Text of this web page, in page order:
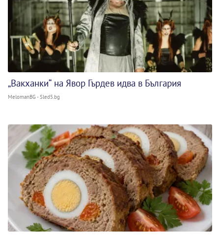
„Вакханки“ на Явор Гърдев идва в България
MelomanBG - Sled5.bg